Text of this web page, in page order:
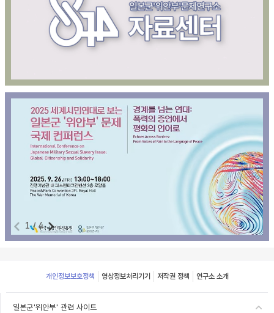
1/4
Footer
개인정보보호정책 영상정보처리기기 저작권 정책 연구소 소개
일본군'위안부' 관련 사이트